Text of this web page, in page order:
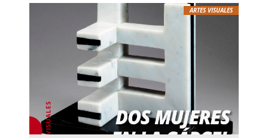
ARTES VISUALES